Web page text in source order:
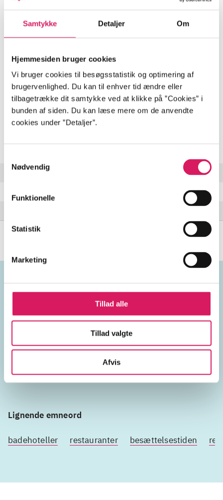
Samtykke Detaljer Om
Hjemmesiden bruger cookies
Vi bruger cookies til besøgsstatistik og optimering af
brugervenlighed. Du kan til enhver tid ændre eller
tilbagetrække dit samtykke ved at klikke på ”Cookies” i
bunden af siden. Du kan læse mere om de anvendte
cookies under ”Detaljer”.
Nødvendig
Funktionelle
Statistik
Marketing
Tillad alle
Tillad valgte
Afvis
Om livet på det engelske badehotel Fawlty Towers i
Torquay. Hotellet drives af den snobbede, hidsige og
meget uheldige vært Basil Fawlty sammen med hans
kone Sybil, den spanske tjener Manuel og stuepigen
Polly.
Hotel inspectors
England
1970'erne
Lignende emneord
badehoteller restauranter besættelsestiden